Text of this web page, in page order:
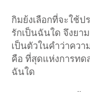
กิมย้งเลือกที่จะใช้ป
รักเป็นฉันใด จึงยา
เป็นตัวในคำว่าควา
คือ ที่สุดแห่งการทด
ฉันใด